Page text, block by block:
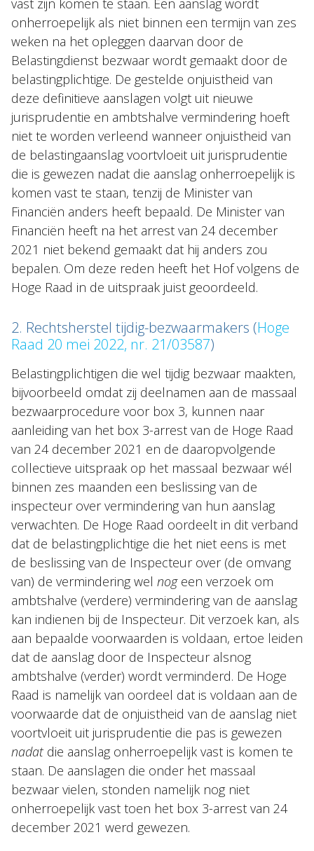
vast zijn komen te staan. Een aanslag wordt
onherroepelijk als niet binnen een termijn van zes
weken na het opleggen daarvan door de
Belastingdienst bezwaar wordt gemaakt door de
belastingplichtige. De gestelde onjuistheid van
deze definitieve aanslagen volgt uit nieuwe
jurisprudentie en ambtshalve vermindering hoeft
niet te worden verleend wanneer onjuistheid van
de belastingaanslag voortvloeit uit jurisprudentie
die is gewezen nadat die aanslag onherroepelijk is
komen vast te staan, tenzij de Minister van
Financiën anders heeft bepaald. De Minister van
Financiën heeft na het arrest van 24 december
2021 niet bekend gemaakt dat hij anders zou
bepalen. Om deze reden heeft het Hof volgens de
Hoge Raad in de uitspraak juist geoordeeld.
2. Rechtsherstel tijdig-bezwaarmakers (Hoge
Raad 20 mei 2022, nr. 21/03587)
Belastingplichtigen die wel tijdig bezwaar maakten,
bijvoorbeeld omdat zij deelnamen aan de massaal
bezwaarprocedure voor box 3, kunnen naar
aanleiding van het box 3-arrest van de Hoge Raad
van 24 december 2021 en de daaropvolgende
collectieve uitspraak op het massaal bezwaar wél
binnen zes maanden een beslissing van de
inspecteur over vermindering van hun aanslag
verwachten. De Hoge Raad oordeelt in dit verband
dat de belastingplichtige die het niet eens is met
de beslissing van de Inspecteur over (de omvang
van) de vermindering wel nogeen verzoek om
ambtshalve (verdere) vermindering van de aanslag
kan indienen bij de Inspecteur. Dit verzoek kan, als
aan bepaalde voorwaarden is voldaan, ertoe leiden
dat de aanslag door de Inspecteur alsnog
ambtshalve (verder) wordt verminderd. De Hoge
Raad is namelijk van oordeel dat is voldaan aan de
voorwaarde dat de onjuistheid van de aanslag niet
voortvloeit uit jurisprudentie die pas is gewezen
nadat die aanslag onherroepelijk vast is komen te
staan. De aanslagen die onder het massaal
bezwaar vielen, stonden namelijk nog niet
onherroepelijk vast toen het box 3-arrest van 24
december 2021 werd gewezen.